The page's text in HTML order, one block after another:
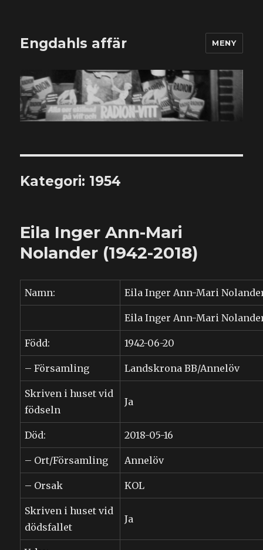
Engdahls affär MENY
Kategori: 1954
Eila Inger Ann-Mari
Nolander (1942-2018)
Namn: Eila Inger Ann-Mari
Eila Inger Ann-Mari
Född: 1942-06-20
– Församling Landskrona BB/Annelöv
Skriven i huset vid
födseln
Ja
Död: 2018-05-16
– Ort/Församling Annelöv
– Orsak KOL
Skriven i huset vid
dödsfallet
Ja